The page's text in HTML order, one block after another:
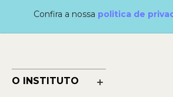
Confira a nossa politica de
O INSTITUTO